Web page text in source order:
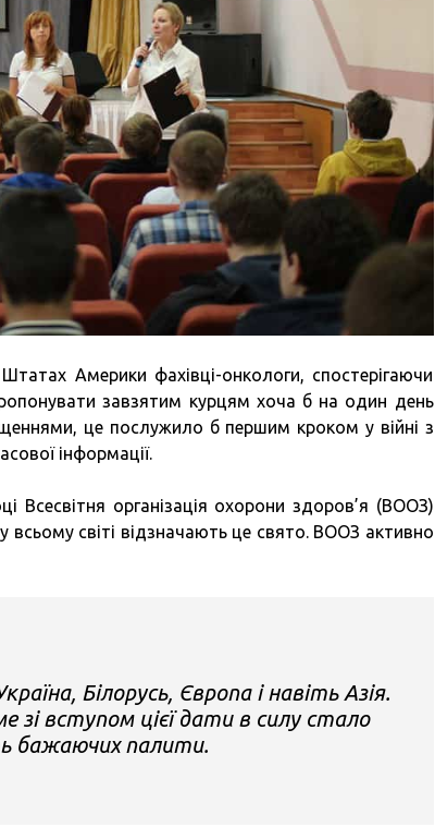
Америки фахівці-онкологи, спостерігаючи
завзятим курцям хоча б на один день
це послужило б першим кроком у війні з
інформації.
організація охорони здоров’я (ВООЗ)
світі відзначають це свято. ВООЗ активно
Білорусь, Європа і навіть Азія.
вступом цієї дати в силу стало
бажаючих палити.